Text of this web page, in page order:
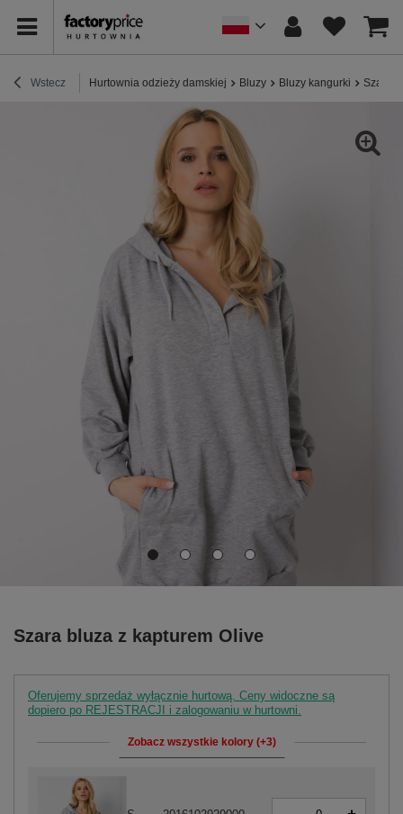
Wstecz Hurtownia odzieży damskiej Bluzy Bluzy kangurki Szara
Szara bluza z kapturem Olive
Oferujemy sprzedaż wyłącznie hurtową. Ceny widoczne są
dopiero po REJESTRACJI i zalogowaniu w hurtowni.
Zobacz wszystkie kolory (+3)